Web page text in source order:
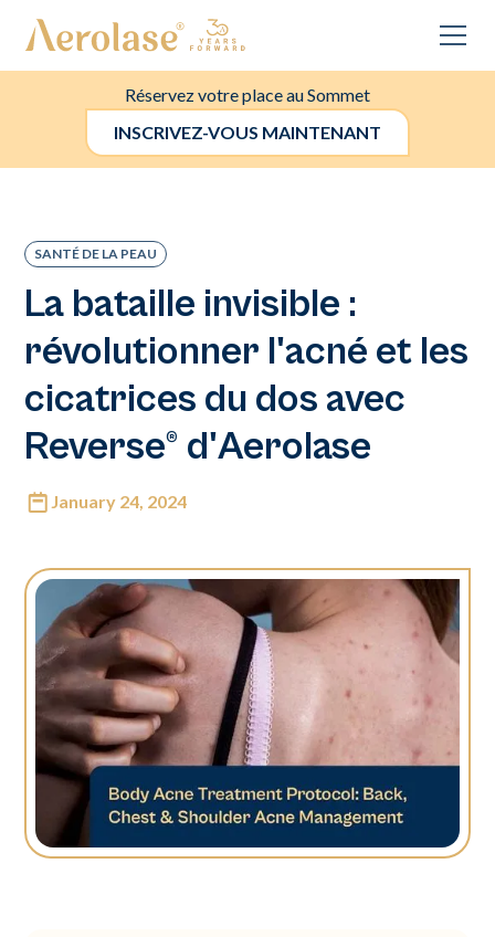
Réservez votre place au Sommet
INSCRIVEZ-VOUS MAINTENANT
SANTÉ DE LA PEAU
La bataille invisible :
révolutionner l'acné et les
cicatrices du dos avec
Reverse® d'Aerolase
January 24, 2024